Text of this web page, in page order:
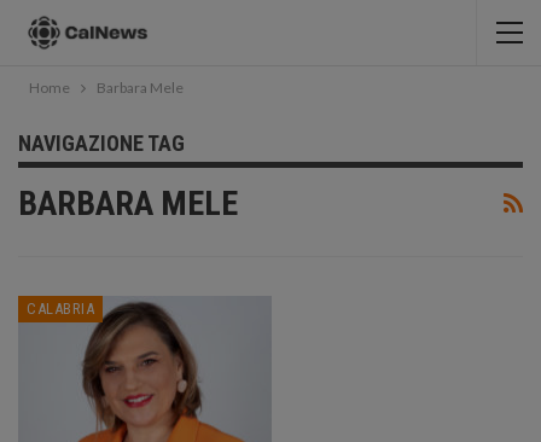
Home Barbara Mele
NAVIGAZIONE TAG
BARBARA MELE
CALABRIA